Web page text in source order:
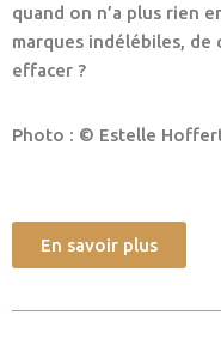
quand on n’a plus rien
marques indélébiles, de
effacer ?
Photo : © Estelle
En savoir plus